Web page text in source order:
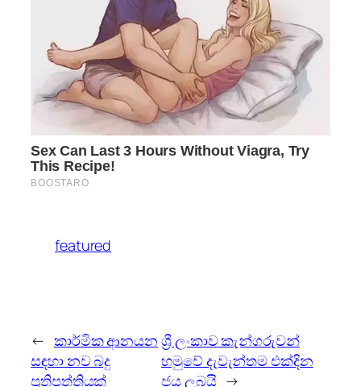
featured
← කාර්මික ආනයන
සඳහා නව බදු
ප්‍රතිපත්තියක්
ශ්‍රී ලංකාව කැන්ගරුවන්
හමුවේ දැවැන්තම එක්දින
ජය ලබයි →